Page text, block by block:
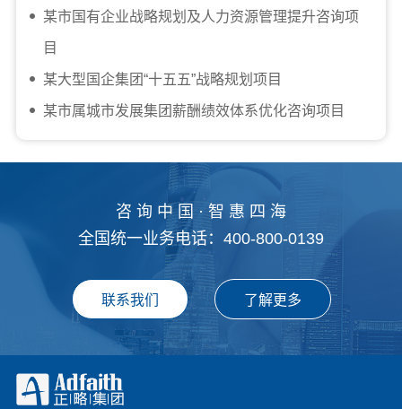
某市国有企业战略规划及人力资源管理提升咨询项
目
某大型国企集团“十五五”战略规划项目
某市属城市发展集团薪酬绩效体系优化咨询项目
咨 询 中 国 · 智 惠 四 海
全国统一业务电话：400-800-0139